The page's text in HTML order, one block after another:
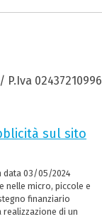
02437210996
sul sito
data 03/05/2024
nelle micro, piccole e
finanziario
realizzazione di un